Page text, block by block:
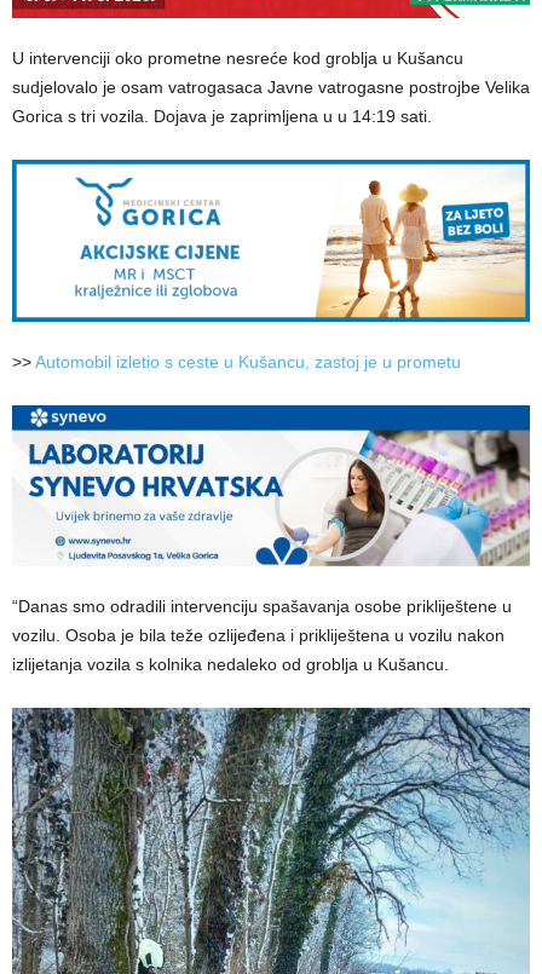
U intervenciji oko prometne nesreće kod groblja u Kušancu
sudjelovalo je osam vatrogasaca Javne vatrogasne postrojbe Velika
Gorica s tri vozila. Dojava je zaprimljena u u 14:19 sati.
>>Automobil izletio s ceste u Kušancu, zastoj je u prometu
“Danas smo odradili intervenciju spašavanja osobe prikliještene u
vozilu. Osoba je bila teže ozlijeđena i prikliještena u vozilu nakon
izlijetanja vozila s kolnika nedaleko od groblja u Kušancu.